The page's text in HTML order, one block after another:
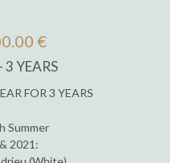
€
YEARS
FOR 3 YEARS
Summer
2021: